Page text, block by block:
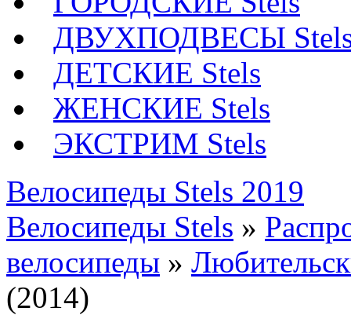
ДВУХПОДВЕСЫ
ДЕТСКИЕ Stels
ЖЕНСКИЕ Stels
ЭКСТРИМ Stels
Велосипеды Stels 2019
Велосипеды Stels »
велосипеды »
(2014)